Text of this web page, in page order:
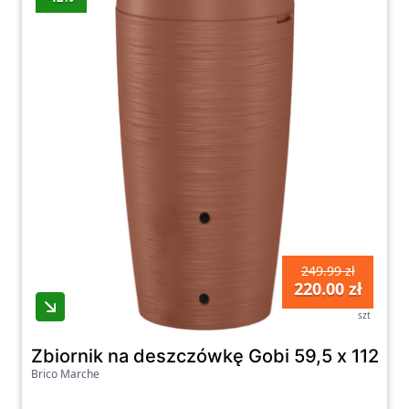
Zapraszamy do zapoznania się z naszą ofertą
zbiorników na deszczówkę i akcesoriami,
które pozwolą Ci w pełni wykorzystać
potencjał wody deszczowej. Oszczędzaj wodę,
dbaj o środowisko i korzystaj z wszystkich
zalet, jakie daje Ci gromadzenie wody
deszczowej. Platforma zakupowa czeka na
249.99 zł
220.00 zł
szt
Zbiornik na deszczówkę Gobi 59,5 x 112
Brico Marche